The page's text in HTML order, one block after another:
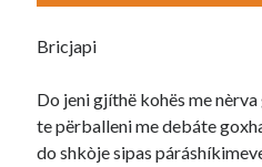
Bricjapi
Do jeni gjíthë kohës me
te përballeni me debáte
do shkòje sipas